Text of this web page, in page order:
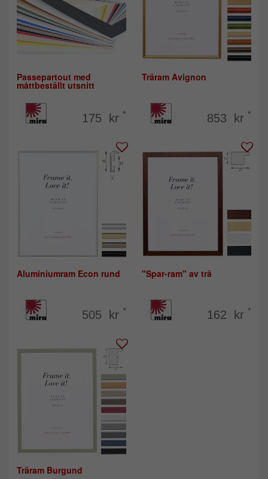
Passepartout med
måttbeställt utsnitt
175 kr *
Träram Avignon
853 kr *
Aluminiumram Econ rund
505 kr *
"Spar-ram" av trä
162 kr *
Träram Burgund